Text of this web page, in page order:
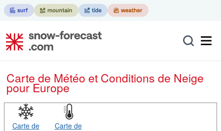
Carte de Météo et Conditions de Neige
pour Europe
Carte de
Carte de